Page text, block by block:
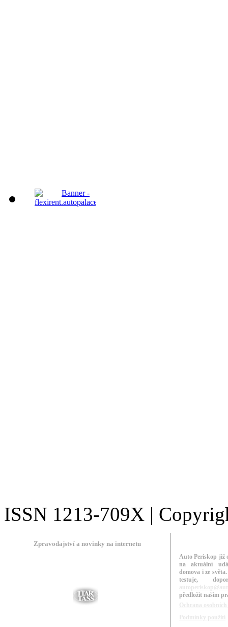
ISSN 1213-709X |
Zpravodajství a novinky na internetu
Auto Periskop již
na aktuální
domova i ze
testuje,
předložit našim